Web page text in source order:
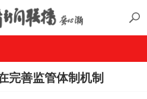
完善监管体制机制